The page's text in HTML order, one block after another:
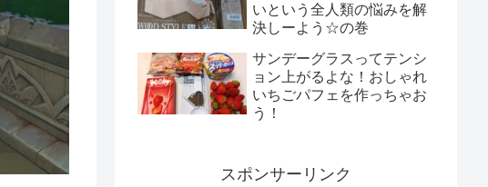
いという全人類の悩みを解
決しーよう☆の巻
サンデーグラスってテンシ
ョン上がるよな！おしゃれ
いちごパフェを作っちゃお
う！
スポンサーリンク